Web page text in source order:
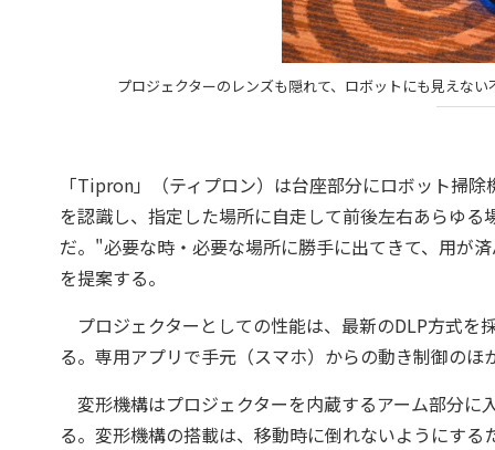
プロジェクターのレンズも隠れて、ロボットにも見えな
「Tipron」（ティプロン）は台座部分にロボット掃
を認識し、指定した場所に自走して前後左右あらゆ
だ。"必要な時・必要な場所に勝手に出てきて、用が
を提案する。
プロジェクターとしての性能は、最新のDLP方式
る。専用アプリで手元（スマホ）からの動き制御の
変形機構はプロジェクターを内蔵するアーム部分に
る。変形機構の搭載は、移動時に倒れないようにす